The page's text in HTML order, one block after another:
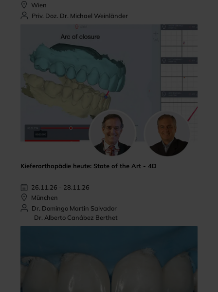
Wien
Priv. Doz. Dr. Michael Weinländer
Kieferorthopädie heute: State of the Art - 4D
26.11.26 - 28.11.26
München
Dr. Domingo Martin Salvador
Dr. Alberto Canábez Berthet